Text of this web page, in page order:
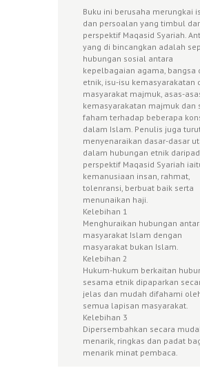
Buku ini berusaha merungkai
dan persoalan yang timbul
perspektif Maqasid Syariah.
yang di bincangkan adalah
hubungan sosial antara
kepelbagaian agama, bangsa
etnik, isu-isu kemasyarakatan
masyarakat majmuk, asas-
kemasyarakatan majmuk dan
faham terhadap beberapa
dalam Islam. Penulis juga
menyenaraikan dasar-dasar
dalam hubungan etnik
perspektif Maqasid Syariah
kemanusiaan insan, rahmat,
tolenransi, berbuat baik serta
menunaikan haji.
Kelebihan 1
Menghuraikan hubungan
masyarakat Islam dengan
masyarakat bukan Islam.
Kelebihan 2
Hukum-hukum berkaitan
sesama etnik dipaparkan
jelas dan mudah difahami
semua lapisan masyarakat.
Kelebihan 3
Dipersembahkan secara
menarik, ringkas dan padat
menarik minat pembaca.